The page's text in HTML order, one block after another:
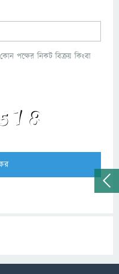
পক্ষের নিকট বিক্রয় কিংবা